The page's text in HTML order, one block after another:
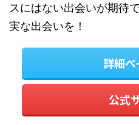
スにはない出会いが期待
実な出会いを！
詳細
公式